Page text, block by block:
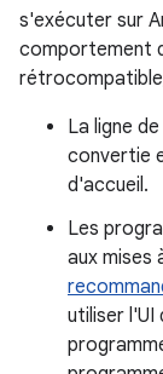
s'exécuter sur
comportement
La ligne
convertie
d'accueil.
Les
aux mises
utiliser l'UI